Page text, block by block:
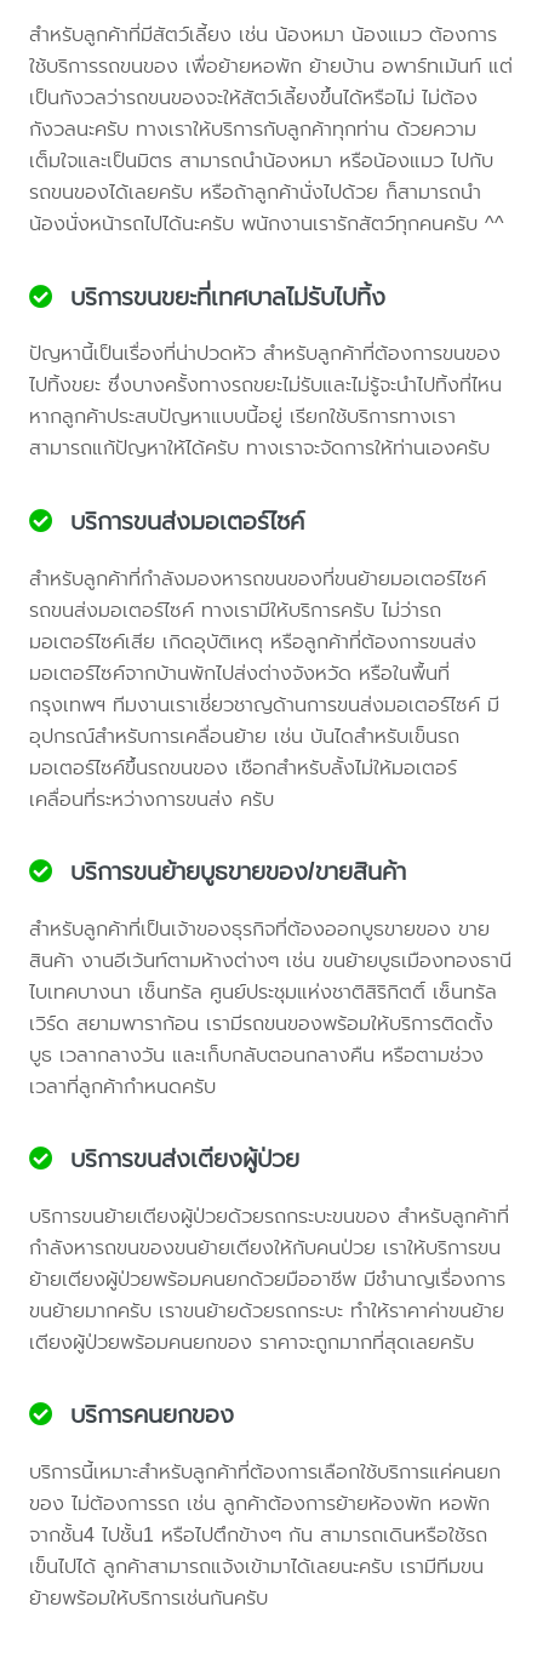
สำหรับลูกค้าที่มีสัตว์เลี้ยง เช่น น้องหมา น้องแมว ต้องการ
ใช้บริการรถขนของ เพื่อย้ายหอพัก ย้ายบ้าน อพาร์ทเม้นท์ แต่
เป็นกังวลว่ารถขนของจะให้สัตว์เลี้ยงขึ้นได้หรือไม่ ไม่ต้อง
กังวลนะครับ ทางเราให้บริการกับลูกค้าทุกท่าน ด้วยความ
เต็มใจและเป็นมิตร สามารถนำน้องหมา หรือน้องแมว ไปกับ
รถขนของได้เลยครับ หรือถ้าลูกค้านั่งไปด้วย ก็สามารถนำ
น้องนั่งหน้ารถไปได้นะครับ พนักงานเรารักสัตว์ทุกคนครับ ^^
บริการขนขยะที่เทศบาลไม่รับไปทิ้ง
ปัญหานี้เป็นเรื่องที่น่าปวดหัว สำหรับลูกค้าที่ต้องการขนของ
ไปทิ้งขยะ ซึ่งบางครั้งทางรถขยะไม่รับและไม่รู้จะนำไปทิ้งที่ไหน
หากลูกค้าประสบปัญหาแบบนี้อยู่ เรียกใช้บริการทางเรา
สามารถแก้ปัญหาให้ได้ครับ ทางเราจะจัดการให้ท่านเองครับ
บริการขนส่งมอเตอร์ไซค์
สำหรับลูกค้าที่กำลังมองหารถขนของที่ขนย้ายมอเตอร์ไซค์
รถขนส่งมอเตอร์ไซค์ ทางเรามีให้บริการครับ ไม่ว่ารถ
มอเตอร์ไซค์เสีย เกิดอุบัติเหตุ หรือลูกค้าที่ต้องการขนส่ง
มอเตอร์ไซค์จากบ้านพักไปส่งต่างจังหวัด หรือในพื้นที่
กรุงเทพฯ ทีมงานเราเชี่ยวชาญด้านการขนส่งมอเตอร์ไซค์ มี
อุปกรณ์สำหรับการเคลื่อนย้าย เช่น บันไดสำหรับเข็นรถ
มอเตอร์ไซค์ขึ้นรถขนของ เชือกสำหรับลั้งไม่ให้มอเตอร์
เคลื่อนที่ระหว่างการขนส่ง ครับ
บริการขนย้ายบูธขายของ/ขายสินค้า
สำหรับลูกค้าที่เป็นเจ้าของธุรกิจที่ต้องออกบูธขายของ ขาย
สินค้า งานอีเว้นท์ตามห้างต่างๆ เช่น ขนย้ายบูธเมืองทองธานี
ไบเทคบางนา เซ็นทรัล ศูนย์ประชุมแห่งชาติสิริกิตติ์ เซ็นทรัล
เวิร์ด สยามพาราก้อน เรามีรถขนของพร้อมให้บริการติดตั้ง
บูธ เวลากลางวัน และเก็บกลับตอนกลางคืน หรือตามช่วง
เวลาที่ลูกค้ากำหนดครับ
บริการขนส่งเตียงผู้ป่วย
บริการขนย้ายเตียงผู้ป่วยด้วยรถกระบะขนของ สำหรับลูกค้าที่
กำลังหารถขนของขนย้ายเตียงให้กับคนป่วย เราให้บริการขน
ย้ายเตียงผู้ป่วยพร้อมคนยกด้วยมืออาชีพ มีชำนาญเรื่องการ
ขนย้ายมากครับ เราขนย้ายด้วยรถกระบะ ทำให้ราคาค่าขนย้าย
เตียงผู้ป่วยพร้อมคนยกของ ราคาจะถูกมากที่สุดเลยครับ
บริการคนยกของ
บริการนี้เหมาะสำหรับลูกค้าที่ต้องการเลือกใช้บริการแค่คนยก
ของ ไม่ต้องการรถ เช่น ลูกค้าต้องการย้ายห้องพัก หอพัก
จากชั้น4 ไปชั้น1 หรือไปตึกข้างๆ กัน สามารถเดินหรือใช้รถ
เข็นไปได้ ลูกค้าสามารถแจ้งเข้ามาได้เลยนะครับ เรามีทีมขน
ย้ายพร้อมให้บริการเช่นกันครับ